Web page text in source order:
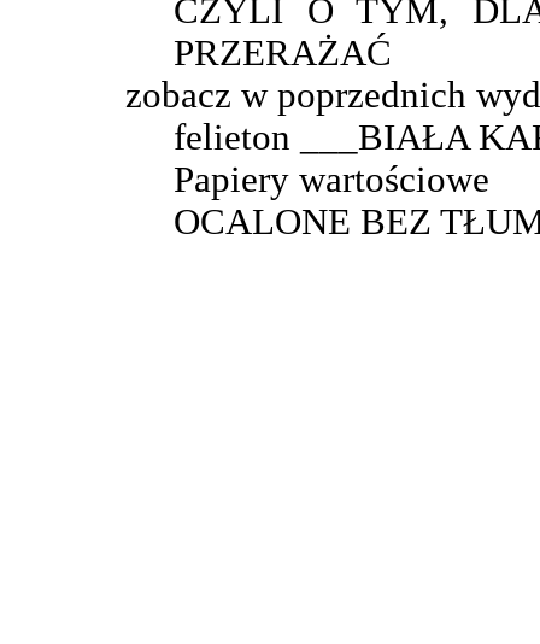
CZYLI O TYM,
PRZERAŻAĆ
zobacz w poprzednich
felieton ___BIAŁA
Papiery wartościowe
OCALONE BEZ